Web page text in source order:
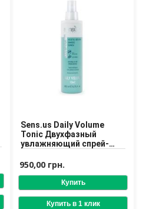
Sens.us Daily Volume
Tonic Двухфазный
увлажняющий спрей-
950,00 грн.